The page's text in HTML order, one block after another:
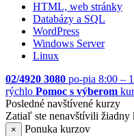
HTML, web stránky
Databázy a SQL
WordPress
Windows Server
Linux
02/4920 3080 po-pia 8:00 –
rýchlo Pomoc s výberom
Posledné navštívené kurzy
Zatiaľ ste nenavštívili žiadny
×
Ponuka kurzov